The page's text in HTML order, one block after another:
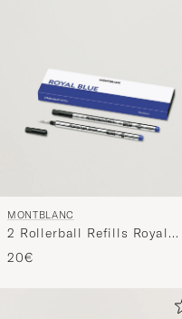
MONTBLANC
2 Rollerball Refills Royal
Blue
20€